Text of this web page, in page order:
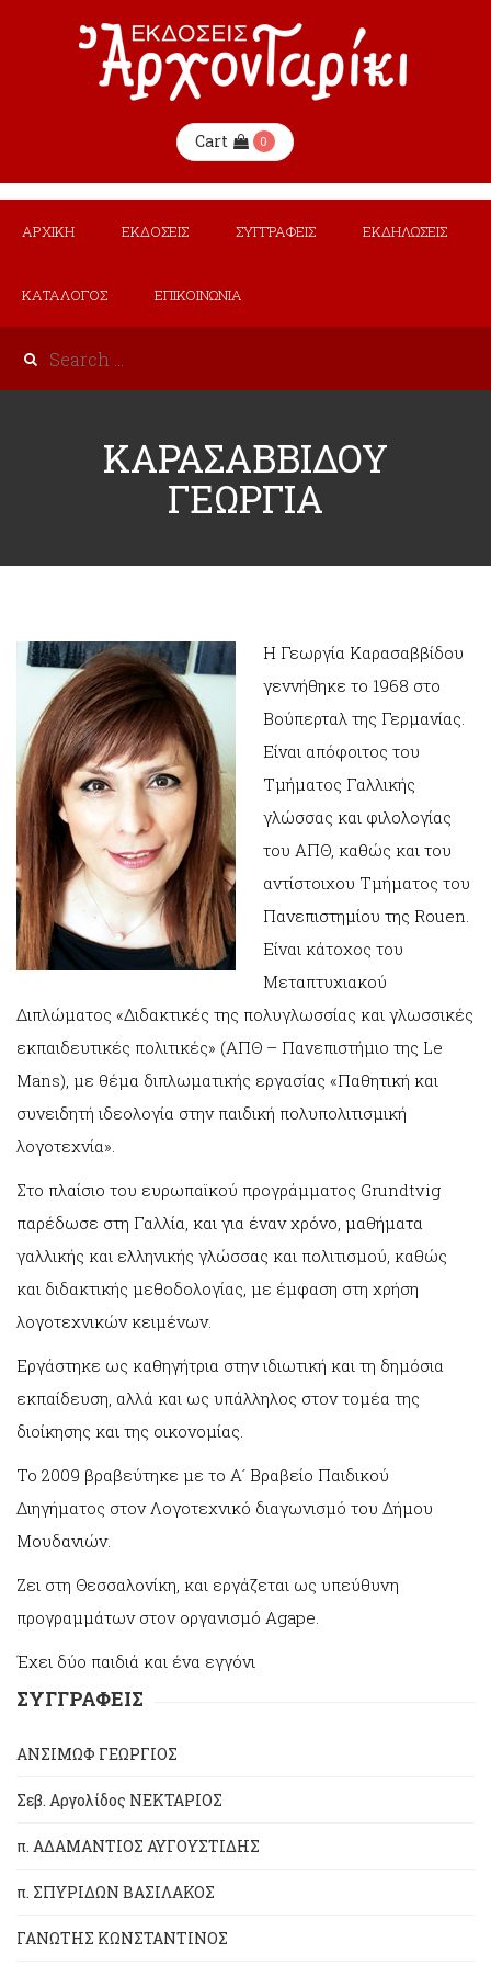
Cart 0
ΑΡΧΙΚΗ ΕΚΔΟΣΕΙΣ ΣΥΓΓΡΑΦΕΙΣ ΕΚΔΗΛΩΣΕΙΣ
ΚΑΤΑΛΟΓΟΣ ΕΠΙΚΟΙΝΩΝΙΑ
ΚΑΡΑΣΑΒΒΙΔΟΥ
ΓΕΩΡΓΙΑ
Η Γεωργία Καρασαββίδου
γεννήθηκε το 1968 στο
Βούπερταλ της Γερμανίας.
Είναι απόφοιτος του
Τμήματος Γαλλικής
γλώσσας και φιλολογίας
του ΑΠΘ, καθώς και του
αντίστοιχου Τμήματος του
Πανεπιστημίου της Rouen.
Είναι κάτοχος του
Μεταπτυχιακού
Διπλώματος «Διδακτικές της πολυγλωσσίας και γλωσσικές
εκπαιδευτικές πολιτικές» (ΑΠΘ – Πανεπιστήμιο της Le
Mans), με θέμα διπλωματικής εργασίας «Παθητική και
συνειδητή ιδεολογία στην παιδική πολυπολιτισμική
λογοτεχνία».
Στo πλαίσιo του ευρωπαϊκού προγράμματος Grundtvig
παρέδωσε στη Γαλλία, και για έναν χρόνο, μαθήματα
γαλλικής και ελληνικής γλώσσας και πολιτισμού, καθώς
και διδακτικής μεθοδολογίας, με έμφαση στη χρήση
λογοτεχνικών κειμένων.
Εργάστηκε ως καθηγήτρια στην ιδιωτική και τη δημόσια
εκπαίδευση, αλλά και ως υπάλληλος στον τομέα της
διοίκησης και της οικονομίας.
Το 2009 βραβεύτηκε με το Α´ Βραβείο Παιδικού
Διηγήματος στον Λογοτεχνικό διαγωνισμό του Δήμου
Μουδανιών.
Ζει στη Θεσσαλονίκη, και εργάζεται ως υπεύθυνη
προγραμμάτων στον οργανισμό Agape.
Έχει δύο παιδιά και ένα εγγόνι
ΣΥΓΓΡΑΦΕΙΣ
ΑΝΣΙΜΩΦ ΓΕΩΡΓΙΟΣ
Σεβ. Αργολίδος ΝΕΚΤΑΡΙΟΣ
π. ΑΔΑΜΑΝΤΙΟΣ ΑΥΓΟΥΣΤΙΔΗΣ
π. ΣΠΥΡΙΔΩΝ ΒΑΣΙΛΑΚΟΣ
ΓΑΝΩΤΗΣ ΚΩΝΣΤΑΝΤΙΝΟΣ